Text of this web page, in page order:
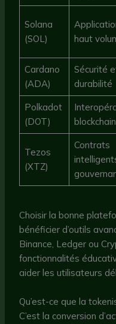
Solana
(SOL)
haut
Cardano
(ADA)
Sécurité
durabilité
Polkadot
(DOT)
blockchain
Tezos
(XTZ)
Contrats
Choisir la bonne
bénéficier d’outils
Binance, Ledger ou
fonctionnalités
aider les utilisateurs
Qu’est-ce que la
C’est la conversion